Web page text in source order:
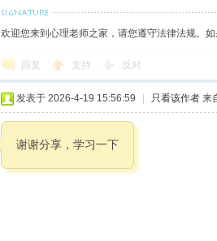
欢迎您来到心理老师之家，请您遵守法律法规。
回复 支持 反对
发表于 2026-4-19 15:56:59 只看该作者 来
谢谢分享，学习一下